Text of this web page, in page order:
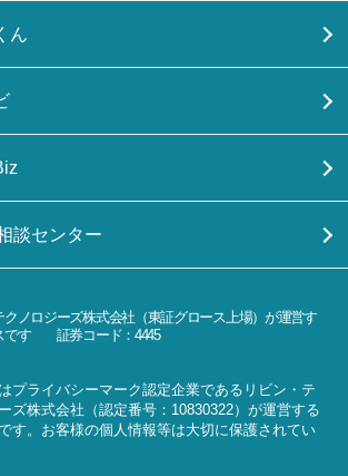
ん
談センター
クノロジーズ株式会社（東証グロース上場）が運営す
です 証券コード：4445
プライバシーマーク認定企業であるリビン・テ
ズ株式会社（認定番号：10830322）が運営する
す。お客様の個人情報等は大切に保護されてい